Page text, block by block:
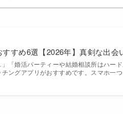
すめ6選【2026年】真剣な出会
「婚活パーティーや結婚相談所はハー
ングアプリがおすすめです。スマホ一